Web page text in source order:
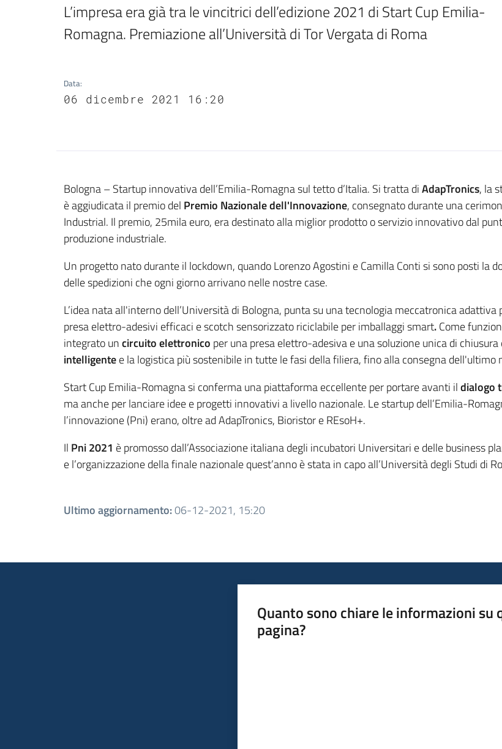
L’impresa era già tra le vincitrici dell’edizione 2021 di Start Cup Emilia-
Romagna. Premiazione all’Università di Tor Vergata di Roma
Data:
06 dicembre 2021 16:20
Contenuto
Bologna – Startup innovativa dell’Emilia-Romagna sul tetto d’Italia. Si tratta diAdapTronics, la
è aggiudicata il premio del Premio Nazionale dell'Innovazione, consegnato durante una
Industrial. Il premio, 25mila euro, era destinato alla miglior prodotto o servizio innovativo dal
produzione industriale.
Un progetto nato durante il lockdown, quando Lorenzo Agostini e Camilla Conti si sono posti la
delle spedizioni che ogni giorno arrivano nelle nostre case.
L’idea nata all'interno dell’Università di Bologna, punta su una tecnologia meccatronica adattiva
presa elettro-adesivi efficaci e scotch sensorizzato riciclabile per imballaggi smart.Come
integrato uncircuito elettronico per una presa elettro-adesiva e una soluzione unica di
intelligentee la logistica più sostenibile in tutte le fasi della filiera, fino alla consegna dell'ultimo
Start Cup Emilia-Romagna si conferma una piattaforma eccellente per portare avanti ildialogo
ma anche per lanciare idee e progetti innovativi a livello nazionale. Le startup dell’Emilia-
l’innovazione (Pni) erano, oltre ad AdapTronics, Bioristor e REsoH+.
Il Pni 2021 è promosso dall’Associazione italiana degli incubatori Universitari e delle business
e l’organizzazione della finale nazionale quest’anno è stata in capo all’Università degli Studi di
Ultimo aggiornamento:06-12-2021, 15:20
Quanto sono chiare le informazioni su
pagina?